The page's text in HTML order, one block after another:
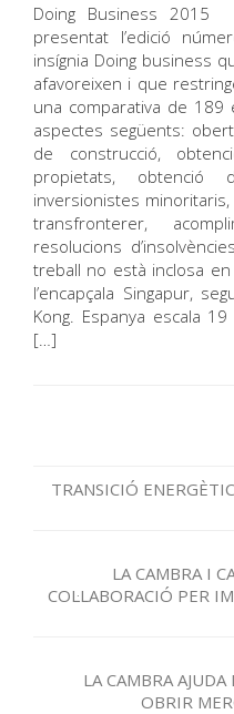
Doing Business
presentat l’edició
insígnia Doing business
afavoreixen i que
una comparativa de 189
aspectes següents:
de construcció,
propietats, obtenció
inversionistes minoritaris,
transfronterer,
resolucions
treball no està inclosa en
l’encapçala Singapur,
Kong. Espanya escala
[…]
TRANSICIÓ
LA CAMBRA I
COL·LABORACIÓ PER
LA CAMBRA
OBRIR